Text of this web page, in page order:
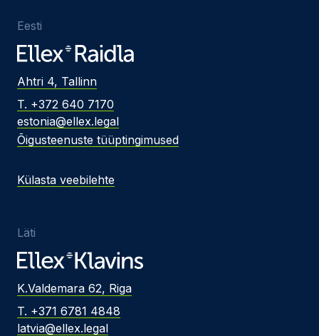
Eesti
Ahtri 4, Tallinn
T. +372 640 7170
estonia@ellex.legal
Õigusteenuste tüüptingimused
Külasta veebilehte
Läti
K.Valdemara 62, Riga
T. +371 6781 4848
latvia@ellex.legal